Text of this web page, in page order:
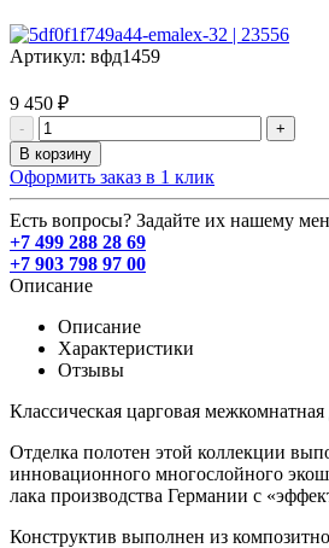
Артикул: вфд1459
9 450 ₽
-
+
В корзину
Оформить заказ в 1 клик
Есть вопросы? Задайте их нашему
+7 499 288 28 69
+7 903 798 97 00
Описание
Описание
Характеристики
Отзывы
Классическая царговая межкомнатная
Отделка полотен этой коллекции
инновационного многослойного
лака производства Германии с
Конструктив выполнен из